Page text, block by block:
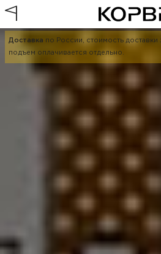
Доставка по России, стоимость доставки
подъем оплачивается отдельно.